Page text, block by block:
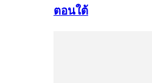
ตอนใต้